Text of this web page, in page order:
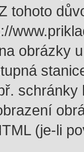
tohoto
obrázky
(je-li